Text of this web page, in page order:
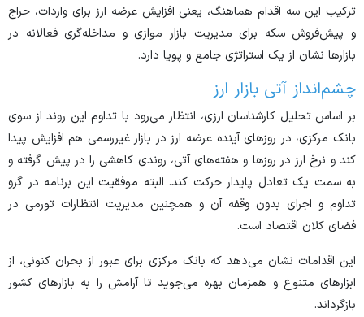
ترکیب این سه اقدام هماهنگ، یعنی افزایش عرضه ارز برای واردات، حراج
و پیش‌فروش سکه برای مدیریت بازار موازی و مداخله‌گری فعالانه در
بازار‌ها نشان از یک استراتژی جامع و پویا دارد.
چشم‌انداز آتی بازار ارز
بر اساس تحلیل کارشناسان ارزی، انتظار می‌رود با تداوم این روند از سوی
بانک مرکزی، در روز‌های آینده عرضه ارز در بازار غیررسمی هم افزایش پیدا
کند و نرخ ارز در روز‌ها و هفته‌های آتی، روندی کاهشی را در پیش گرفته و
به سمت یک تعادل پایدار حرکت کند. البته موفقیت این برنامه در گرو
تداوم و اجرای بدون وقفه آن و همچنین مدیریت انتظارات تورمی در
فضای کلان اقتصاد است.
این اقدامات نشان می‌دهد که بانک مرکزی برای عبور از بحران کنونی، از
ابزار‌های متنوع و همزمان بهره می‌جوید تا آرامش را به بازار‌های کشور
بازگرداند.